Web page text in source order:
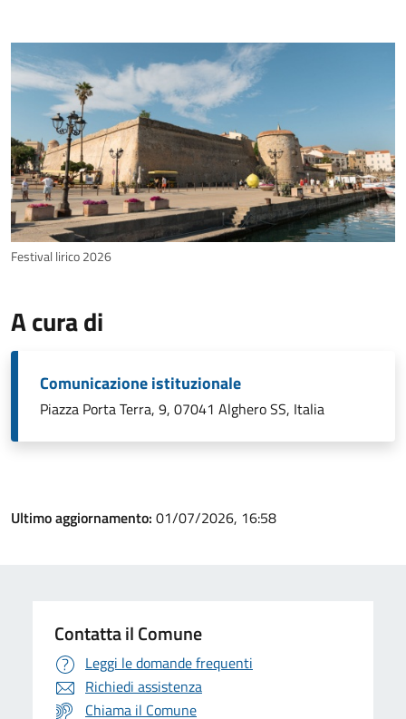
Festival lirico 2026
A cura di
Comunicazione istituzionale
Piazza Porta Terra, 9, 07041 Alghero SS, Italia
Ultimo aggiornamento: 01/07/2026, 16:58
Contatta il Comune
Leggi le domande frequenti
Richiedi assistenza
Chiama il Comune